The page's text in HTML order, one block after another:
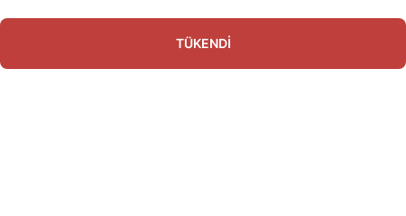
TÜKENDİ